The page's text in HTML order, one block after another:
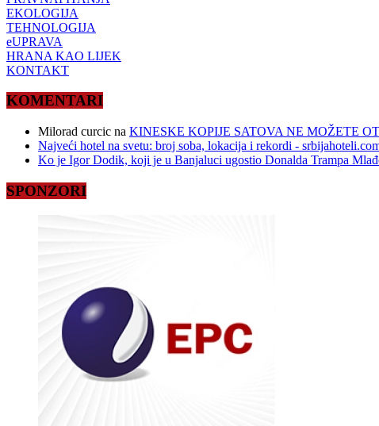
EKOLOGIJA
TEHNOLOGIJA
eUPRAVA
HRANA KAO LIJEK
KONTAKT
KOMENTARI
Milorad curcic na KINESKE KOPIJE SATOVA NE MOŽETE
Najveći hotel na svetu: broj soba, lokacija i rekordi -
Ko je Igor Dodik, koji je u Banjaluci ugostio Donalda Trampa
SPONZORI